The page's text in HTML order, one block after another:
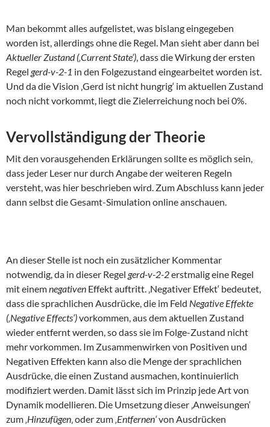
Man bekommt alles aufgelistet, was bislang eingegeben
worden ist, allerdings ohne die Regel. Man sieht aber dann bei
Aktueller Zustand (‚Current State‘), dass die Wirkung der ersten
Regel gerd-v-2-1 in den Folgezustand eingearbeitet worden ist.
Und da die Vision ‚Gerd ist nicht hungrig‘ im aktuellen Zustand
noch nicht vorkommt, liegt die Zielerreichung noch bei 0%.
Vervollständigung der Theorie
Mit den vorausgehenden Erklärungen sollte es möglich sein,
dass jeder Leser nur durch Angabe der weiteren Regeln
versteht, was hier beschrieben wird. Zum Abschluss kann jeder
dann selbst die Gesamt-Simulation online anschauen.
An dieser Stelle ist noch ein zusätzlicher Kommentar
notwendig, da in dieser Regel gerd-v-2-2erstmalig eine Regel
mit einemnegativen Effekt auftritt. ‚Negativer Effekt‘ bedeutet,
dass die sprachlichen Ausdrücke, die im Feld Negative Effekte
(‚Negative Effects‘)vorkommen, aus dem aktuellen Zustand
wieder entfernt werden, so dass sie im Folge-Zustand nicht
mehr vorkommen. Im Zusammenwirken von Positiven und
Negativen Effekten kann also die Menge der sprachlichen
Ausdrücke, die einen Zustand ausmachen, kontinuierlich
modifiziert werden. Damit lässt sich im Prinzip jede Art von
Dynamik modellieren. Die Umsetzung dieser ‚Anweisungen‘
zum‚Hinzufügen‚ oder zum‚Entfernen‘von Ausdrücken